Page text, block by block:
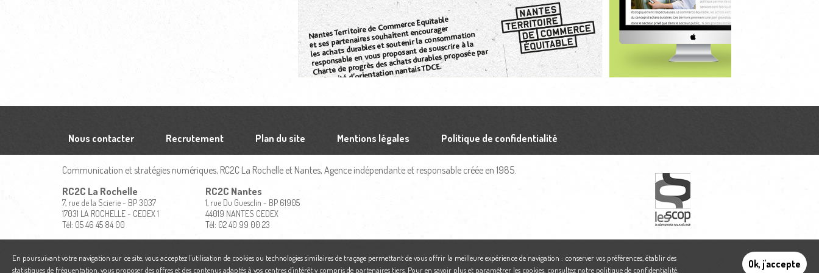
Nous contacter Recrutement Plan du site Mentions légales Politique de confidentialité
Communication et stratégies numériques, RC2C La Rochelle et Nantes, Agence indépendante et responsable créée en 1985.
RC2C La Rochelle
7, rue de la Scierie - BP 3037
17031 LA ROCHELLE - CEDEX 1
Tél: 05 46 45 84 00
RC2C Nantes
1, rue Du Guesclin - BP 61905
44019 NANTES CEDEX
Tél: 02 40 99 00 23
En poursuivant votre navigation sur ce site, vous acceptez l'utilisation de cookies ou technologies similaires de traçage permettant de vous offrir la meilleure expérience de navigation : conserver vos préférences, établir des
statistiques de fréquentation, vous proposer des offres et des contenus adaptés à vos centres d'intérêt y compris de partenaires tiers. Pour en savoir plus et paramétrer les cookies, consultez notre politique de confidentialité Ok, j'accepte